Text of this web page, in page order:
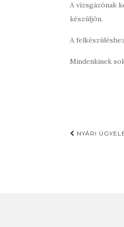
A vizsgázónak
készüljön.
A
Mindenkinek
Post
NYÁRI